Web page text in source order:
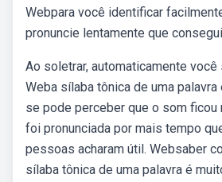
Webpara você identificar
pronuncie lentamente que
Ao soletrar, automaticamente
Weba sílaba tônica de uma palavra
se pode perceber que o som ficou
foi pronunciada por mais tempo
pessoas acharam útil. Websaber
sílaba tônica de uma palavra é